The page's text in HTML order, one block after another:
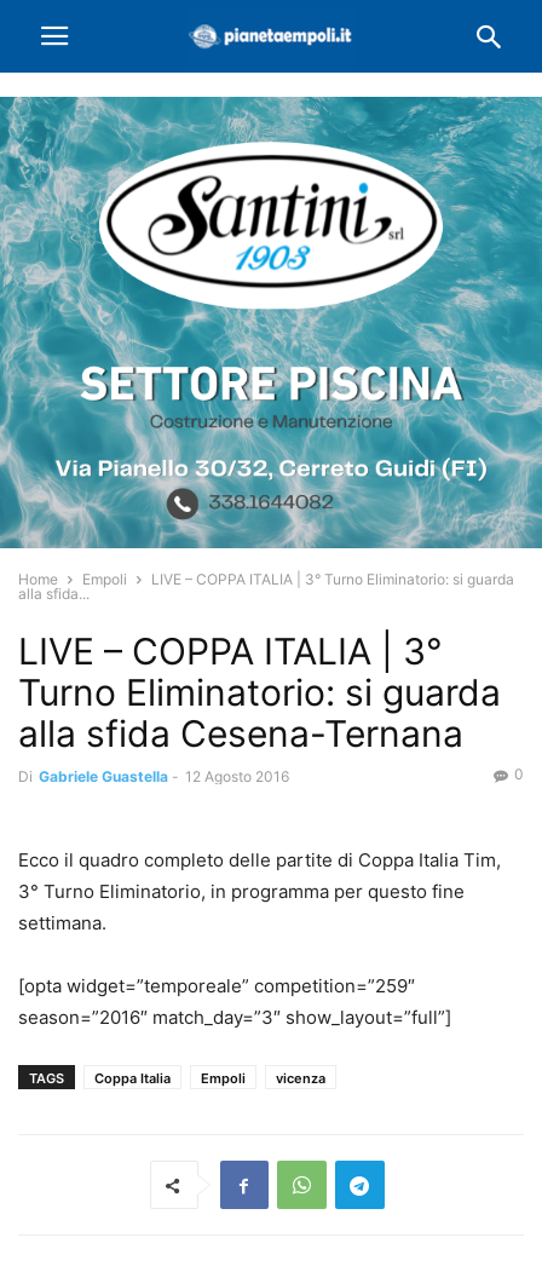
Home Empoli
LIVE – COPPA ITALIA | 3° Turno Eliminatorio: si guarda
alla sfida...
LIVE – COPPA ITALIA | 3°
Turno Eliminatorio: si guarda
alla sfida Cesena-Ternana
Di Gabriele Guastella - 12 Agosto 2016 0
Ecco il quadro completo delle partite di Coppa Italia Tim,
3° Turno Eliminatorio, in programma per questo fine
settimana.
[opta widget=”temporeale” competition=”259″
season=”2016″ match_day=”3″ show_layout=”full”]
TAGS Coppa Italia Empoli vicenza